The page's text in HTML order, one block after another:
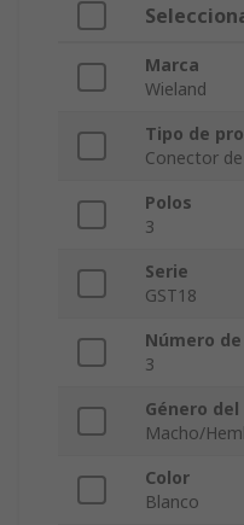
Marca
Wieland
Tipo de
Conector
Polos
3
Serie
GST18
Número
3
Género
Macho/
Color
Blanco